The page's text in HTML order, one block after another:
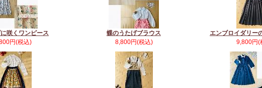
咲くワンピース
円(税込)
蝶のうたげブラウス
8,800円(税込)
エンブロイダリー
9,800円(